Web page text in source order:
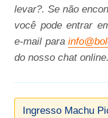
levar?. Se não
você pode entrar
e-mail para
do nosso chat online.
Ingresso Machu